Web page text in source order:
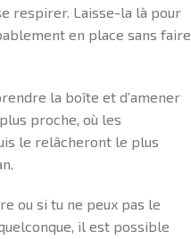
respirer. Laisse-la là pour
en place sans faire
la boîte et d’amener
proche, où les
le relâcheront le plus
ou si tu ne peux pas le
il est possible